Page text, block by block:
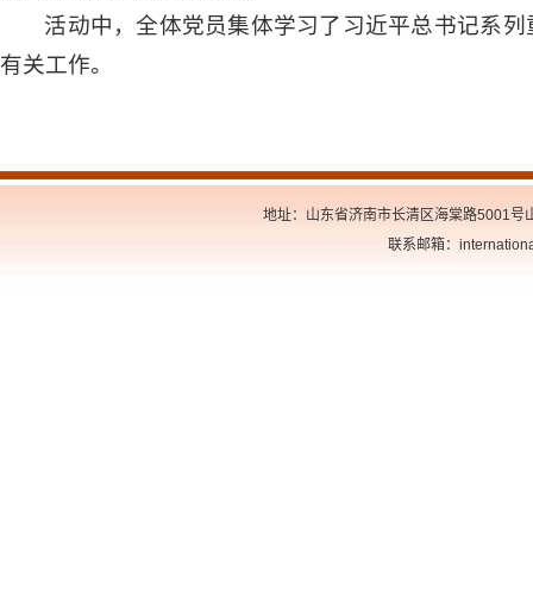
活动中，全体党员集体学习了习近平总书记系
有关工作。
地址：山东省济南市长清区海棠路5001
联系邮箱：